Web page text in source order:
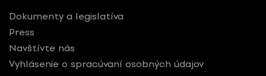
Dokumenty a legislatíva
Press
Navštívte nás
Vyhlásenie o spracúvaní osobných údajov